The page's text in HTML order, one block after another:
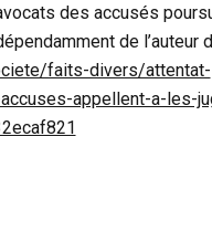
des accusés
de l’auteur
faits-divers/attentat-
appellent-a-les-